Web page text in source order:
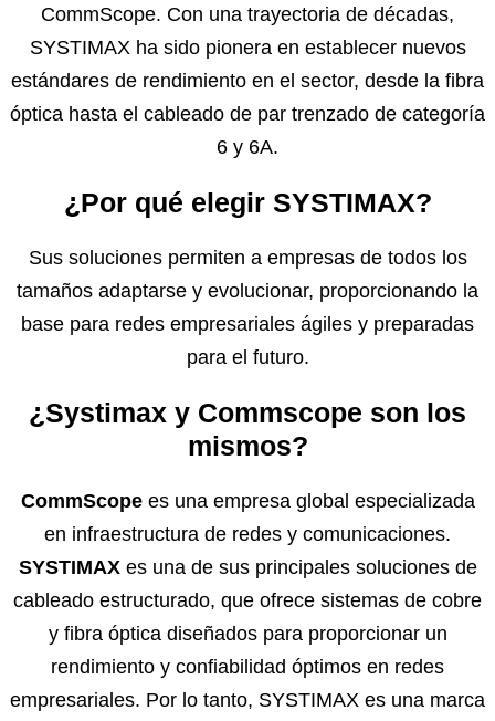
CommScope. Con una trayectoria de décadas,
SYSTIMAX ha sido pionera en establecer nuevos
estándares de rendimiento en el sector, desde la fibra
óptica hasta el cableado de par trenzado de categoría
6 y 6A.
¿Por qué elegir SYSTIMAX?
Sus soluciones permiten a empresas de todos los
tamaños adaptarse y evolucionar, proporcionando la
base para redes empresariales ágiles y preparadas
para el futuro.
¿Systimax y Commscope son los
mismos?
CommScopees una empresa global especializada
en infraestructura de redes y comunicaciones.
SYSTIMAXes una de sus principales soluciones de
cableado estructurado, que ofrece sistemas de cobre
y fibra óptica diseñados para proporcionar un
rendimiento y confiabilidad óptimos en redes
empresariales. Por lo tanto, SYSTIMAX es una marca